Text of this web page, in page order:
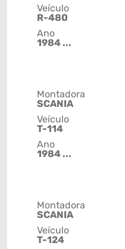
Veículo
R-480
Ano
1984 ...
Montadora
SCANIA
Veículo
T-114
Ano
1984 ...
Montadora
SCANIA
Veículo
T-124